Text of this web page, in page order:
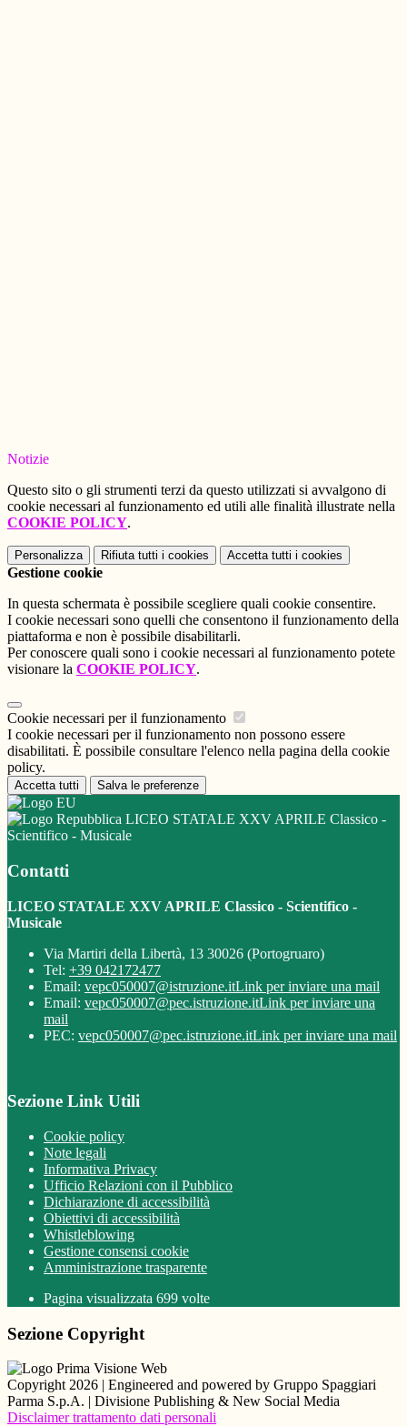
Notizie
Questo sito o gli strumenti terzi da questo utilizzati si avvalgono di
cookie necessari al funzionamento ed utili alle finalità illustrate nella
COOKIE POLICY.
Personalizza Rifiuta tutti i cookies Accetta tutti i cookies
Gestione cookie
In questa schermata è possibile scegliere quali cookie consentire.
I cookie necessari sono quelli che consentono il funzionamento della
piattaforma e non è possibile disabilitarli.
Per conoscere quali sono i cookie necessari al funzionamento potete
visionare la COOKIE POLICY.
Cookie necessari per il funzionamento
I cookie necessari per il funzionamento non possono essere
disabilitati. È possibile consultare l'elenco nella pagina della cookie
policy.
Accetta tutti Salva le preferenze
LICEO STATALE XXV APRILE Classico -
Scientifico - Musicale
Contatti
LICEO STATALE XXV APRILE Classico - Scientifico -
Musicale
Via Martiri della Libertà, 13 30026 (Portogruaro)
Tel: +39 042172477
Email: vepc050007@istruzione.itLink per inviare una mail
Email: vepc050007@pec.istruzione.itLink per inviare una
mail
PEC: vepc050007@pec.istruzione.itLink per inviare una mail
Sezione Link Utili
Cookie policy
Note legali
Informativa Privacy
Ufficio Relazioni con il Pubblico
Dichiarazione di accessibilità
Obiettivi di accessibilità
Whistleblowing
Gestione consensi cookie
Amministrazione trasparente
Pagina visualizzata 699 volte
Sezione Copyright
Copyright 2026 | Engineered and powered by Gruppo Spaggiari
Parma S.p.A. | Divisione Publishing & New Social Media
Disclaimer trattamento dati personali